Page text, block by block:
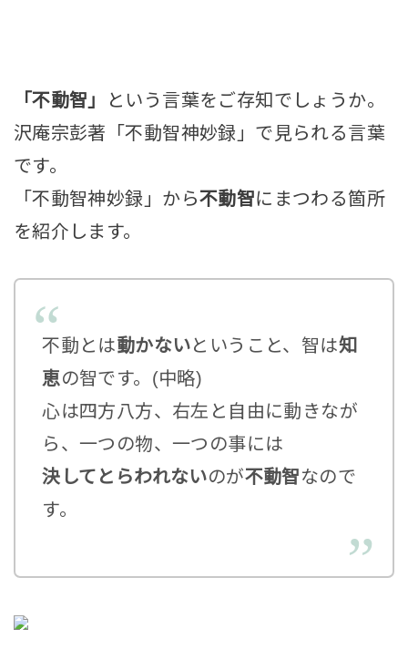
「不動智」
という言葉をご存知でしょうか。
沢庵宗彭著「不動智神妙録」で見られる言葉
です。
「不動智神妙録」から不動智にまつわる箇所
を紹介します。
不動とは動かないということ、智は知
恵の智です。(中略)
心は四方八方、右左と自由に動きなが
ら、一つの物、一つの事には
決してとらわれないのが不動智なので
す。